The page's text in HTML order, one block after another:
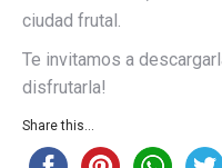
ciudad frutal.
Te invitamos a
disfrutarla!
Share this...